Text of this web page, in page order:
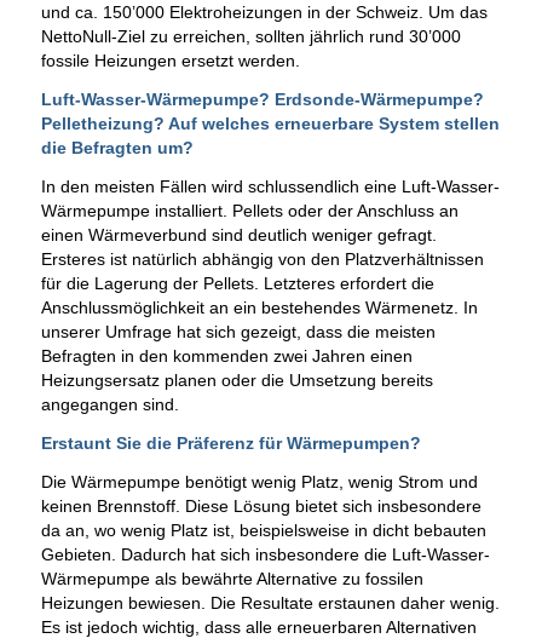
und ca. 150’000 Elektroheizungen in der Schweiz. Um das
NettoNull-Ziel zu erreichen, sollten jährlich rund 30’000
fossile Heizungen ersetzt werden.
Luft-Wasser-Wärmepumpe? Erdsonde-Wärmepumpe?
Pelletheizung? Auf welches erneuerbare System stellen
die Befragten um?
In den meisten Fällen wird schlussendlich eine Luft-Wasser-
Wärmepumpe installiert. Pellets oder der Anschluss an
einen Wärmeverbund sind deutlich weniger gefragt.
Ersteres ist natürlich abhängig von den Platzverhältnissen
für die Lagerung der Pellets. Letzteres erfordert die
Anschlussmöglichkeit an ein bestehendes Wärmenetz. In
unserer Umfrage hat sich gezeigt, dass die meisten
Befragten in den kommenden zwei Jahren einen
Heizungsersatz planen oder die Umsetzung bereits
angegangen sind.
Erstaunt Sie die Präferenz für Wärmepumpen?
Die Wärmepumpe benötigt wenig Platz, wenig Strom und
keinen Brennstoff. Diese Lösung bietet sich insbesondere
da an, wo wenig Platz ist, beispielsweise in dicht bebauten
Gebieten. Dadurch hat sich insbesondere die Luft-Wasser-
Wärmepumpe als bewährte Alternative zu fossilen
Heizungen bewiesen. Die Resultate erstaunen daher wenig.
Es ist jedoch wichtig, dass alle erneuerbaren Alternativen